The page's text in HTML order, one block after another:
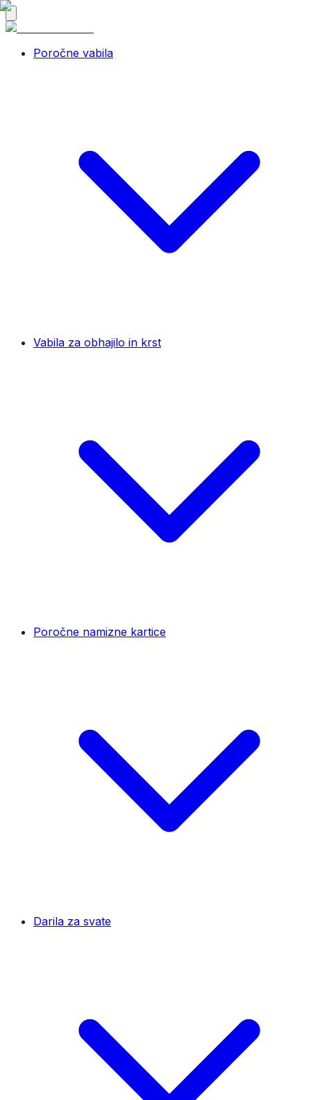
Poročne vabila
Vabila za obhajilo in krst
Poročne namizne kartice
Darila za svate